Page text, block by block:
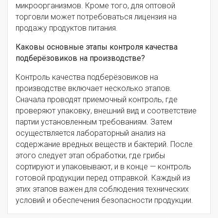
микроорганизмов. Кроме того, для оптовой
торговли может потребоваться лицензия на
продажу продуктов питания.
Каковы основные этапы контроля качества
подберёзовиков на производстве?
Контроль качества подберёзовиков на
производстве включает несколько этапов.
Сначала проводят приемочный контроль, где
проверяют упаковку, внешний вид и соответствие
партии установленным требованиям. Затем
осуществляется лабораторный анализ на
содержание вредных веществ и бактерий. После
этого следует этап обработки, где грибы
сортируют и упаковывают, и в конце — контроль
готовой продукции перед отправкой. Каждый из
этих этапов важен для соблюдения технических
условий и обеспечения безопасности продукции.